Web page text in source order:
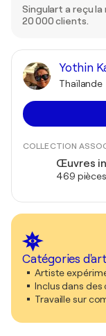
Singulart a reçu
20 000 clients.
Yothin
Thaïlande
COLLECTION
Œuvres
469 pièces
Catégories
Artiste
Inclus dans
Travaille sur